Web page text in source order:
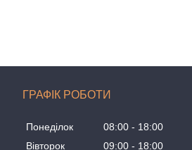
ГРАФІК РОБОТИ
Понеділок 08:00
18:00
Вівторок
09:00 18:00